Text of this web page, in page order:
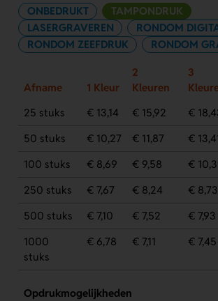
ONBEDRUKT
TAMPONDRUK
LASERGRAVEREN
RONDOM
RONDOM ZEEFDRUK
RONDOM
Afname 1 Kleur
2
Kleuren
3
25 stuks
€ 13,14 € 15,92 €
50 stuks
€ 10,27 € 11,87 €
100 stuks
€ 8,69 € 9,58 €
250 stuks
€ 7,67 € 8,24 € 8,73
500 stuks
€ 7,10 € 7,52 € 7,93
1000
stuks
€ 6,78 € 7,11 € 7,45
Opdrukmogelijkheden